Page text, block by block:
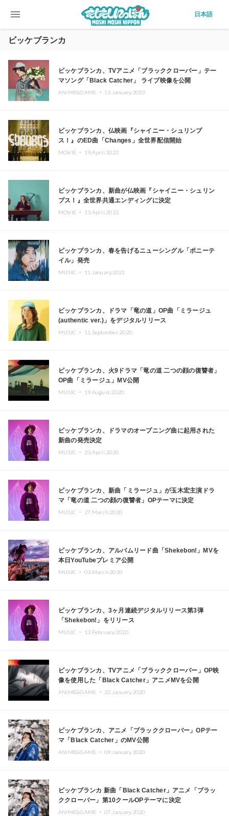
menu 日本語
ビッケブランカ
ビッケブランカ、TVアニメ「ブラッククローバー」テー
マソング「Black Catcher」 ライブ映像を公開
ANIME&GAME ・ 13.January.2023
ビッケブランカ、仏映画『シャイニー・シュリンプ
ス！』のED曲「Changes」全世界配信開始
MOVIE ・ 19.April.2022
ビッケブランカ、新曲が仏映画『シャイニー・シュリン
プス！』全世界共通エンディングに決定
MOVIE ・ 13.April.2022
ビッケブランカ、春を告げるニューシングル「ポニーテ
イル」発売
MUSIC ・ 11.January.2021
ビッケブランカ、ドラマ「竜の道」OP曲「ミラージュ
(authentic ver.)」をデジタルリリース
MUSIC ・ 11.September.2020
ビッケブランカ、火9ドラマ「竜の道 二つの顔の復讐者」
OP曲「ミラージュ」MV公開
MUSIC ・ 19.August.2020
ビッケブランカ、ドラマのオープニング曲に起用された
新曲の発売決定
MUSIC ・ 23.April.2020
ビッケブランカ、新曲「ミラージュ」が玉木宏主演ドラ
マ「竜の道 二つの顔の復讐者」OPテーマに決定
MUSIC ・ 27.March.2020
ビッケブランカ、アルバムリード曲「Shekebon!」MVを
本日YouTubeプレミア公開
MUSIC ・ 03.March.2020
ビッケブランカ、3ヶ月連続デジタルリリース第3弾
「Shekebon!」をリリース
MUSIC ・ 13.February.2020
ビッケブランカ、TVアニメ「ブラッククローバー」OP映
像を使用した「Black Catcher」アニメMVを公開
ANIME&GAME ・ 22.January.2020
ビッケブランカ、アニメ「ブラッククローバー」OPテー
マ「Black Catcher」のMV公開
ANIME&GAME ・09.January.2020
ビッケブランカ 新曲「Black Catcher」アニメ「ブラッ
ククローバー」第10クールOPテーマに決定
ANIME&GAME ・07.January.2020